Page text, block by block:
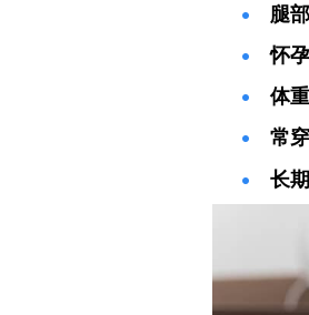
腿
怀孕
体
常
长